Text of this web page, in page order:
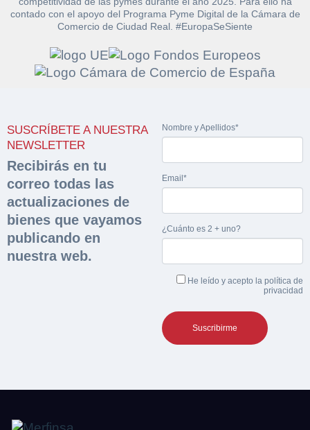
contado con el apoyo del Programa Pyme Digital de la Cámara de
Comercio de Ciudad Real. #EuropaSeSiente
SUSCRÍBETE A NUESTRA
NEWSLETTER
Recibirás en tu
correo todas las
actualizaciones de
bienes que vayamos
publicando en
nuestra web.
Nombre y Apellidos*
Email*
¿Cuánto es 2 + uno?
He leído y acepto la política de
privacidad
documentación
sobre la peritación
Rellene este formulario y recibirá en su email el
enlace para descargar la documentación
Nombre y Apellidos*
Hacer Oferta
Razón social*
Teléfono*
Nombre y Apellidos*
Acepto la Política de Privacidad y las Condiciones de Uso.
continuación confirma que estás de acuerdo con ambas.
Sobre Merfinsa
Venta de bienes muebles
Vehículos